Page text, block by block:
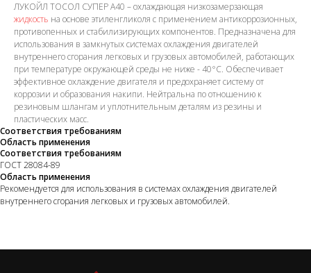
ЛУКОЙЛ ТОСОЛ СУПЕР А40 – охлаждающая низкозамерзающая
жидкость на основе этиленгликоля с применением антикоррозионных,
противопенных и стабилизирующих компонентов. Предназначена для
использования в замкнутых системах охлаждения двигателей
внутреннего сгорания легковых и грузовых автомобилей, работающих
при температуре окружающей среды не ниже - 40°С. Обеспечивает
эффективное охлаждение двигателя и предохраняет систему от
коррозии и образования накипи. Нейтральна по отношению к
резиновым шлангам и уплотнительным деталям из резины и
пластических масс.
Соответствия требованиям
Область применения
Соответствия требованиям
ГОСТ 28084-89
Область применения
Рекомендуется для использования в системах охлаждения двигателей
внутреннего сгорания легковых и грузовых автомобилей.